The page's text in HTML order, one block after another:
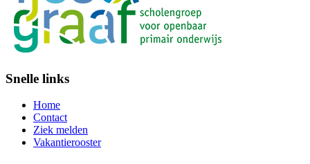
Snelle links
Home
Contact
Ziek melden
Vakantierooster